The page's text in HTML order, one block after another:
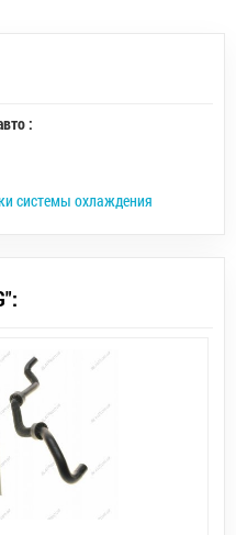
:
системы охлаждения